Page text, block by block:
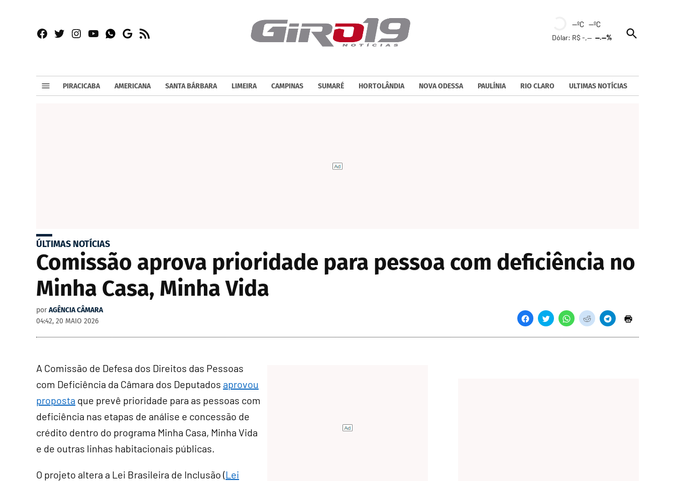
Facebook
TwitterInstagram
YouTubeWhatsapp
Google
RSS
--ºC --ºC
Dólar: R$ -,----.--%
Open
Search
PIRACICABA AMERICANA SANTA BÁRBARA LIMEIRA CAMPINAS SUMARÉ HORTOLÂNDIA NOVA ODESSA PAULÍNIA RIO CLARO ULTIMAS NOTÍCIAS
ÚLTIMAS NOTÍCIAS
Comissão aprova prioridade para pessoa com deficiência no
Minha Casa, Minha Vida
por AGÊNCIA CÂMARA
04:42, 20 MAIO 2026
A Comissão de Defesa dos Direitos das Pessoas
com Deficiência da Câmara dos Deputados aprovou
proposta que prevê prioridade para as pessoas com
deficiência nas etapas de análise e concessão de
crédito dentro do programa Minha Casa, Minha Vida
e de outras linhas habitacionais públicas.
O projeto altera a Lei Brasileira de Inclusão (Lei